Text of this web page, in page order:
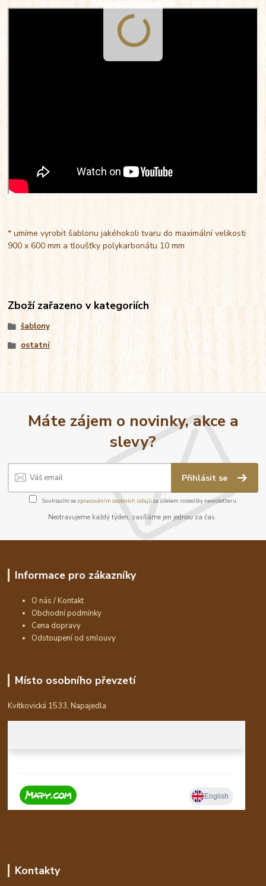
* umíme vyrobit šablonu jakéhokoli tvaru do maximální velikosti
900 x 600 mm a tloušťky polykarbonátu 10 mm
Zboží zařazeno v kategoriích
šablony
ostatní
Máte zájem o novinky, akce a
slevy?
Přihlásit se
Souhlasím se zpracováním osobních údajůza účelem rozesílky newsletteru.
Neotravujeme každý týden, zasíláme jen jednou za čas.
Informace pro zákazníky
O nás / Kontakt
Obchodní podmínky
Cena dopravy
Odstoupení od smlouvy
Místo osobního převzetí
Kvítkovická 1533, Napajedla
Kontakty